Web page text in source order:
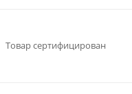
Товар сертифицирован